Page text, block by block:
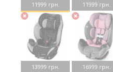
11999 грн. 11999 грн.
13999 грн. 16999 грн.